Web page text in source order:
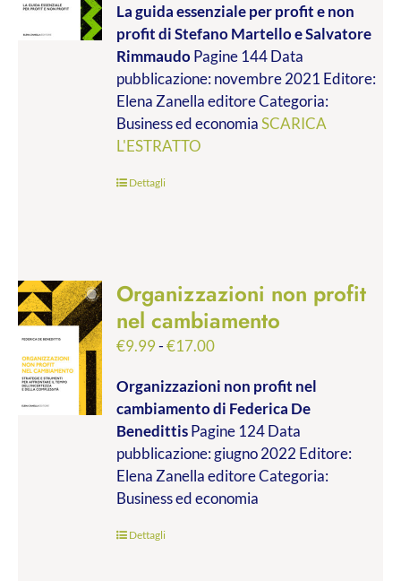
prezzo:
da
€9.99
a
€19.00
La guida essenziale per profit e non
profitdi Stefano Martello e Salvatore
RimmaudoPagine 144 Data
pubblicazione: novembre 2021 Editore:
Elena Zanella editore Categoria:
Business ed economiaSCARICA
L'ESTRATTO
Dettagli
Organizzazioni non profit
nel cambiamento
€9.99-€17.00Fascia
prezzo:
da
€9.99
a
€17.00
Organizzazioni non profit nel
cambiamentodi Federica De
BenedittisPagine 124 Data
pubblicazione: giugno 2022 Editore:
Elena Zanella editore Categoria:
Business ed economia
Dettagli